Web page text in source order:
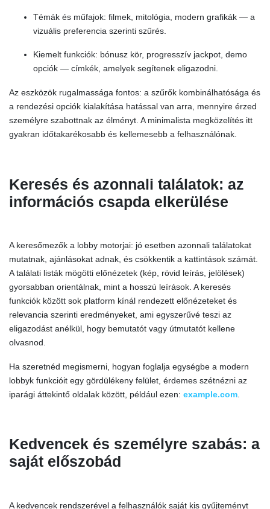
Témák és műfajok: filmek, mitológia, modern grafikák — a
vizuális preferencia szerinti szűrés.
Kiemelt funkciók: bónusz kör, progresszív jackpot, demo
opciók — címkék, amelyek segítenek eligazodni.
Az eszközök rugalmassága fontos: a szűrők kombinálhatósága és
a rendezési opciók kialakítása hatással van arra, mennyire érzed
személyre szabottnak az élményt. A minimalista megközelítés itt
gyakran időtakarékosabb és kellemesebb a felhasználónak.
Keresés és azonnali találatok: az
információs csapda elkerülése
A keresőmezők a lobby motorjai: jó esetben azonnali találatokat
mutatnak, ajánlásokat adnak, és csökkentik a kattintások számát.
A találati listák mögötti előnézetek (kép, rövid leírás, jelölések)
gyorsabban orientálnak, mint a hosszú leírások. A keresés
funkciók között sok platform kínál rendezett előnézeteket és
relevancia szerinti eredményeket, ami egyszerűvé teszi az
eligazodást anélkül, hogy bemutatót vagy útmutatót kellene
olvasnod.
Ha szeretnéd megismerni, hogyan foglalja egységbe a modern
lobbyk funkcióit egy gördülékeny felület, érdemes szétnézni az
iparági áttekintő oldalak között, például ezen: example.com
Kedvencek és személyre szabás: a
saját előszobád
A kedvencek rendszerével a felhasználók saját kis gyűjteményt